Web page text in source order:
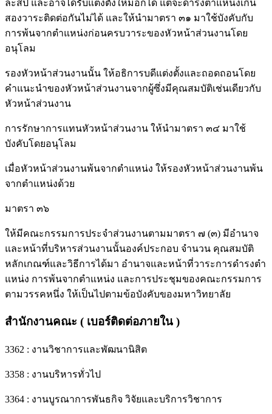
ละสี่ปี และอาจได้รับแต่งตั้งใหม่อีกได้ แต่จะดํารงตําแหน่งเกิน
สองวาระติดต่อกันไม่ได้ และให้นํามาตรา ๓๑ มาใช้บังคับกับ
การพ้นจากตําแหน่งก่อนครบวาระของหัวหน้าส่วนงานโดย
อนุโลม
รองหัวหน้าส่วนงานนั้น ให้อธิการบดีแต่งตั้งและถอดถอนโดย
คําแนะนําของหัวหน้าส่วนงานจากผู้ซึ่งมีคุณสมบัติเช่นเดียวกับ
หัวหน้าส่วนงาน
การรักษาการแทนหัวหน้าส่วนงาน ให้นํามาตรา ๓๔ มาใช้
บังคับโดยอนุโลม
เมื่อหัวหน้าส่วนงานพ้นจากตําแหน่ง ให้รองหัวหน้าส่วนงานพ้น
จากตําแหน่งด้วย
มาตรา ๓๖
ให้มีคณะกรรมการประจําส่วนงานตามมาตรา ๗ (๓) มีอํานาจ
และหน้าที่บริหารส่วนงานนั้นองค์ประกอบ จํานวน คุณสมบัติ
หลักเกณฑ์และวิธีการได้มา อํานาจและหน้าที่วาระการดํารงตํา
แหน่ง การพ้นจากตําแหน่ง และการประชุมของคณะกรรมการ
ตามวรรคหนึ่ง ให้เป็นไปตามข้อบังคับของมหาวิทยาลัย
สำนักงานคณะ ( เบอร์ติดต่อภายใน )
3362 : งานวิชาการและพัฒนานิสิต
3358 : งานบริหารทั่วไป
3364 : งานบูรณาการพันธกิจ วิจัยและบริการวิชาการ